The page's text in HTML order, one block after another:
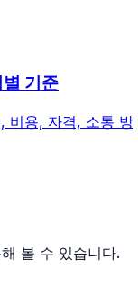
기준
비용, 자격, 소통 방
볼 수 있습니다.